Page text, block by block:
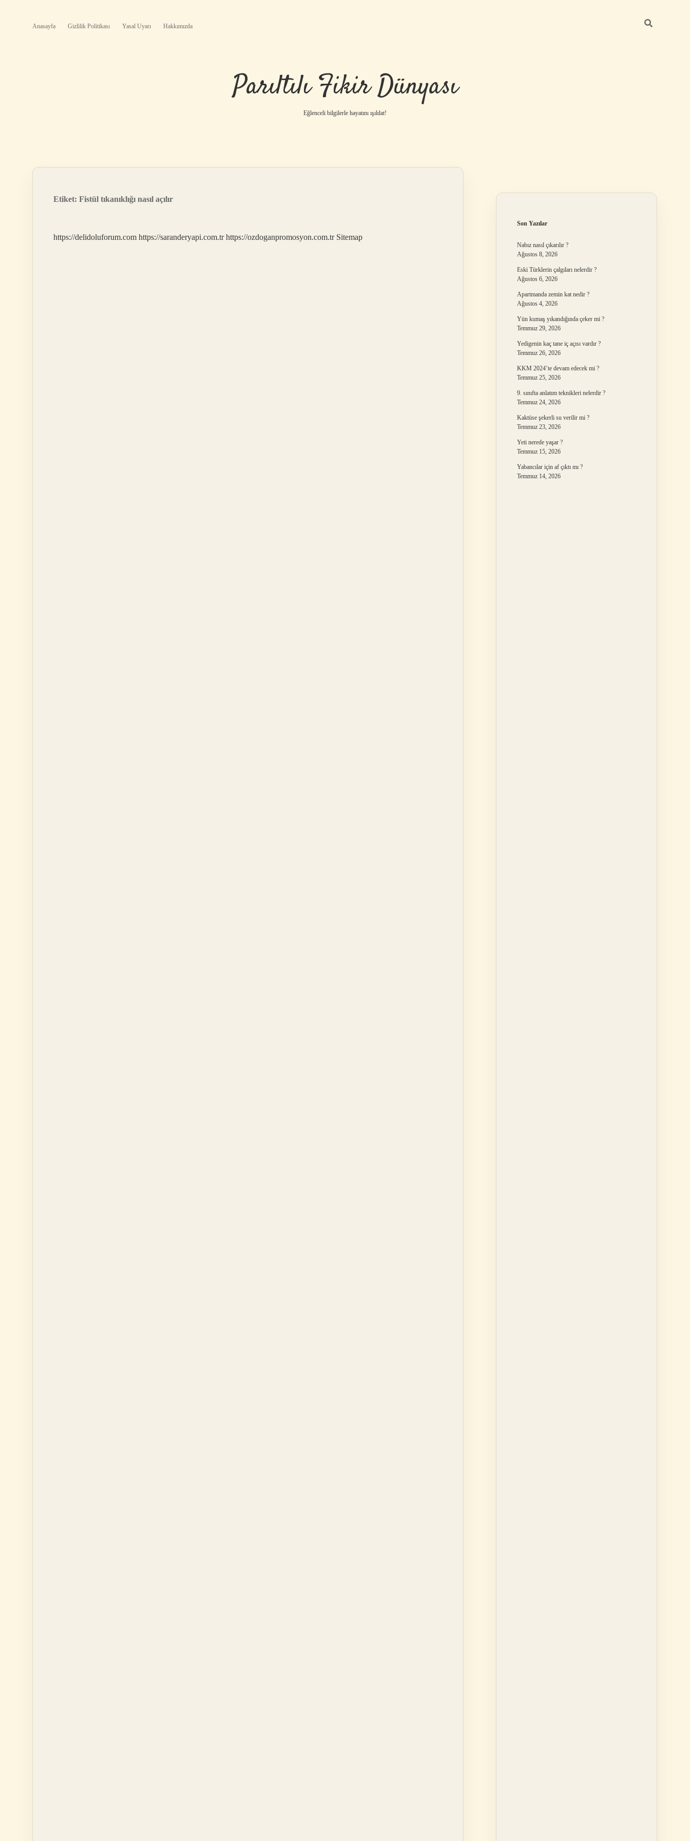
Anasayfa Gizlilik Politikası Yasal Uyarı Hakkımızda
Parıltılı Fikir Dünyası
Eğlenceli bilgilerle hayatını ışıldat!
Etiket: Fistül tıkanıklığı nasıl açılır
https://delidoluforum.com https://saranderyapi.com.tr https://ozdoganpromosyon.com.tr Sitemap
Son Yazılar
Nabız nasıl çıkarılır ?
Ağustos 8, 2026
Eski Türklerin çalgıları nelerdir ?
Ağustos 6, 2026
Apartmanda zemin kat nedir ?
Ağustos 4, 2026
Yün kumaş yıkandığında çeker mi ?
Temmuz 29, 2026
Yedigenin kaç tane iç açısı vardır ?
Temmuz 26, 2026
KKM 2024’te devam edecek mi ?
Temmuz 25, 2026
9. sınıfta anlatım teknikleri nelerdir ?
Temmuz 24, 2026
Kaktüse şekerli su verilir mi ?
Temmuz 23, 2026
Yeti nerede yaşar ?
Temmuz 15, 2026
Yabancılar için af çıktı mı ?
Temmuz 14, 2026